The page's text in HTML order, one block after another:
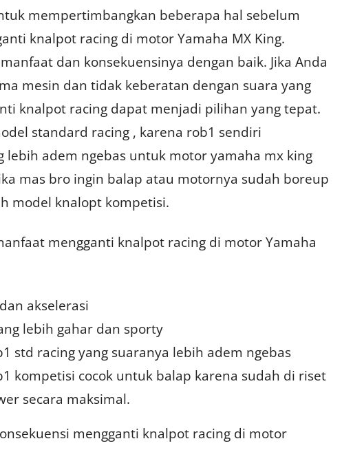
mempertimbangkan beberapa hal sebelum
knalpot racing di motor Yamaha MX King.
dan konsekuensinya dengan baik. Jika Anda
mesin dan tidak keberatan dengan suara yang
knalpot racing dapat menjadi pilihan yang tepat.
standard racing , karena rob1 sendiri
lebih adem ngebas untuk motor yamaha mx king
mas bro ingin balap atau motornya sudah boreup
model knalopt kompetisi.
mengganti knalpot racing di motor Yamaha
akselerasi
lebih gahar dan sporty
std racing yang suaranya lebih adem ngebas
kompetisi cocok untuk balap karena sudah di riset
secara maksimal.
mengganti knalpot racing di motor